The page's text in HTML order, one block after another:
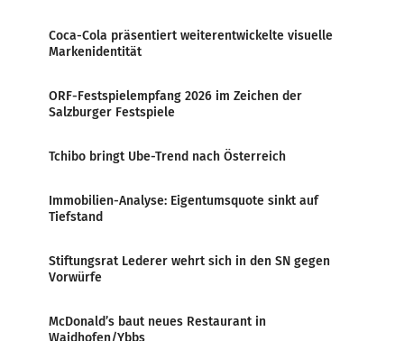
Coca-Cola präsentiert weiterentwickelte visuelle
Markenidentität
ORF-Festspielempfang 2026 im Zeichen der
Salzburger Festspiele
Tchibo bringt Ube-Trend nach Österreich
Immobilien-Analyse: Eigentumsquote sinkt auf
Tiefstand
Stiftungsrat Lederer wehrt sich in den SN gegen
Vorwürfe
McDonald’s baut neues Restaurant in
Waidhofen/Ybbs